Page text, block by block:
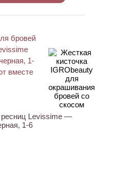
ресниц Levissime —
1-6